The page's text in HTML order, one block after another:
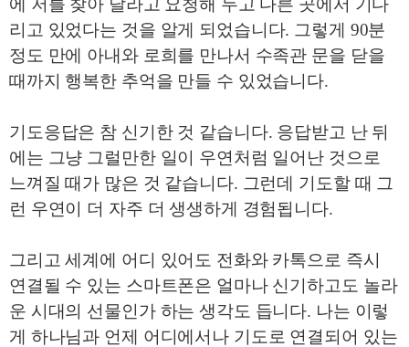
에 저를 찾아 달라고 요청해 두고 다른 곳에서 기다
리고 있었다는 것을 알게 되었습니다. 그렇게 90분
정도 만에 아내와 로희를 만나서 수족관 문을 닫을
때까지 행복한 추억을 만들 수 있었습니다.
기도응답은 참 신기한 것 같습니다. 응답받고 난 뒤
에는 그냥 그럴만한 일이 우연처럼 일어난 것으로
느껴질 때가 많은 것 같습니다. 그런데 기도할 때 그
런 우연이 더 자주 더 생생하게 경험됩니다.
그리고 세계에 어디 있어도 전화와 카톡으로 즉시
연결될 수 있는 스마트폰은 얼마나 신기하고도 놀라
운 시대의 선물인가 하는 생각도 듭니다. 나는 이렇
게 하나님과 언제 어디에서나 기도로 연결되어 있는